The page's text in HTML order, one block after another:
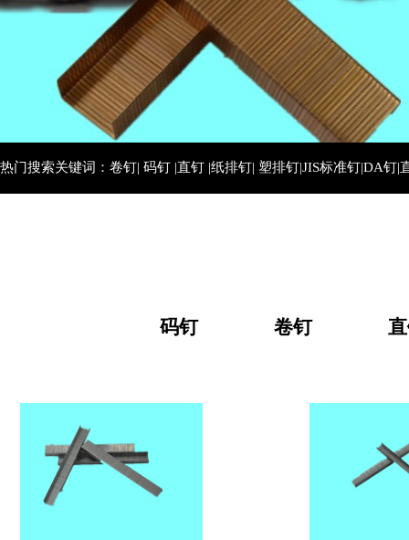
热门搜索关键词：卷钉| 码钉 |直钉 |纸排钉| 塑排钉|JIS标准钉|DA钉|
码钉 卷钉